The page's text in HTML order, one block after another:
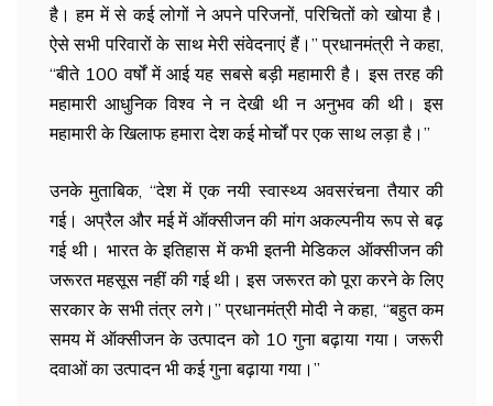
है। हम में से कई लोगों ने अपने परिजनों, परिचितों को खोया है।
ऐसे सभी परिवारों के साथ मेरी संवेदनाएं हैं।’’ प्रधानमंत्री ने कहा,
‘‘बीते 100 वर्षों में आई यह सबसे बड़ी महामारी है। इस तरह की
महामारी आधुनिक विश्व ने न देखी थी न अनुभव की थी। इस
महामारी के खिलाफ हमारा देश कई मोर्चों पर एक साथ लड़ा है।’’
उनके मुताबिक, ‘‘देश में एक नयी स्वास्थ्य अवसरंचना तैयार की
गई। अप्रैल और मई में ऑक्सीजन की मांग अकल्पनीय रूप से बढ़
गई थी। भारत के इतिहास में कभी इतनी मेडिकल ऑक्सीजन की
जरूरत महसूस नहीं की गई थी। इस जरूरत को पूरा करने के लिए
सरकार के सभी तंत्र लगे।’’ प्रधानमंत्री मोदी ने कहा, ‘‘बहुत कम
समय में ऑक्सीजन के उत्पादन को 10 गुना बढ़ाया गया। जरूरी
दवाओं का उत्पादन भी कई गुना बढ़ाया गया।’’